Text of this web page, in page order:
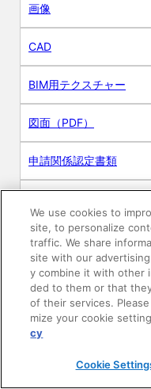
画像
CAD
BIM用テクスチャー
図面（PDF）
申請関係認定書類
動画
シミュレーションツール
24時間換気システム〈
簡易設計見積ソフト
R&Dセンター環境測定
We use cookies to
site, to personalize
traffic. We share
site with our
y combine it with other
ded to them or that
of their services.
mize your cookie
cy
Cookie